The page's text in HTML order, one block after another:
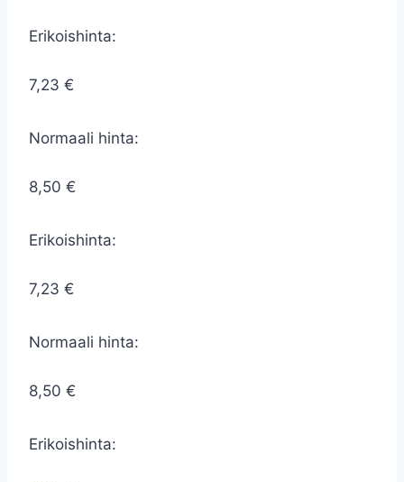
Erikoishinta:
7,23 €
Normaali hinta:
8,50 €
Erikoishinta:
7,23 €
Normaali hinta:
8,50 €
Erikoishinta: